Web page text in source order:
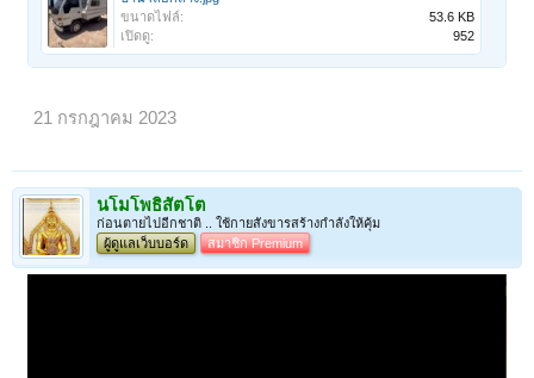
ขนาดไฟล์:
53.6 KB
เปิดดู:
952
21 กรกฎาคม 2023
นโมโพธิสัตโต
ก่อนตายไปอีกชาติ .. ใช้กายสังขารสร้างกำลังให้คุ้ม
ผู้ดูแลเว็บบอร์ด
สมาชิก Premium